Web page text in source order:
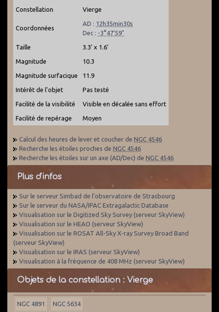
Constellation Vierge
Coordonnées
AD : 12h35min30s
Dec : -3°47'59"
Taille 3.3' x 1.6'
Magnitude 10.3
Magnitude surfacique 11.9
Intérêt de l'objet Pas testé
Facilité de la visibilité Visible en décalée sans effort
Facilité de repérage Moyen
Calcul des heures de lever et coucher de NGC 4546
Recherche les étoiles proches de NGC 4546
Recherche les étoiles sur un axe (AD/Dec) de NGC 4546
Plus d'infos
Sur le serveur Simbad de l'observatoire de Strasbourg
Sur le serveur du NASA/IPAC Extragalactic Database
Visualisation sur le Digitized Sky Survey (serveur SkyView)
Visualisation sur le HEAO (serveur SkyView)
Visualisation sur le ROSAT All-Sky X-ray Survey Broad Band
(serveur SkyView)
Visualisation sur le IRAS (serveur SkyView)
Visualisation à la fréquence de 408 MHz (serveur SkyView)
Objets de la constellation : Vierge
NGC 4891 NGC 5634